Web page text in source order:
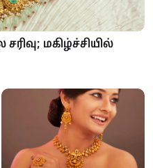
மகிழ்ச்சியில்